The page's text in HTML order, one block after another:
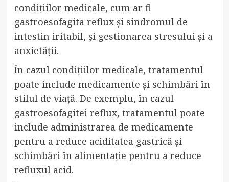
condițiilor medicale, cum ar fi
gastroesofagita reflux și sindromul de
intestin iritabil, și gestionarea stresului și a
anxietății.
În cazul condițiilor medicale, tratamentul
poate include medicamente și schimbări în
stilul de viață. De exemplu, în cazul
gastroesofagitei reflux, tratamentul poate
include administrarea de medicamente
pentru a reduce aciditatea gastrică și
schimbări în alimentație pentru a reduce
refluxul acid.